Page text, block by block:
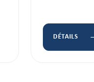
DÉTAILS